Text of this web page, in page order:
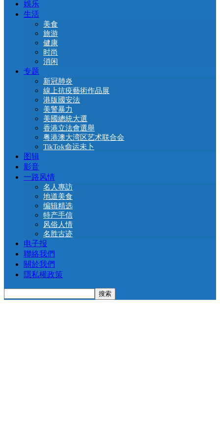
娛乐
生活
美食
旅游
健康
时尚
消闲
专题
新冠肺炎
線上抗疫藝術作品展
港版國安法
美警暴力
美國總統大選
香港立法會選舉
粤港澳大湾区艺术联合会
TikTok命运未卜
图辑
影音
一路风情
名人專訪
地道美食
编辑精选
特产手信
风俗人情
名胜古迹
电子报
聯絡我們
關於我們
隱私權政策